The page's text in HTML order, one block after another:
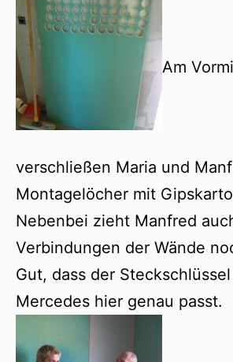
Am
verschließen Maria und
Montagelöcher mit
Nebenbei zieht Manfred
Verbindungen der Wände
Gut, dass der
Mercedes hier genau passt.